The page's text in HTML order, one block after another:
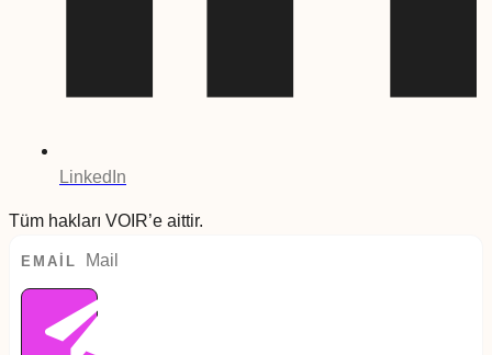
LinkedIn
Tüm hakları VOIR’e aittir.
EMAIL